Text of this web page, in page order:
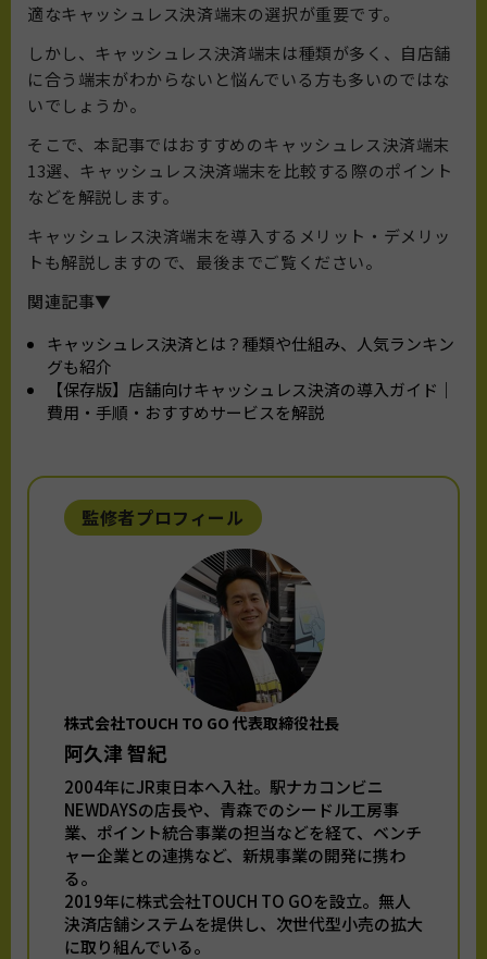
適なキャッシュレス決済端末の選択が重要です。
しかし、キャッシュレス決済端末は種類が多く、自店舗
に合う端末がわからないと悩んでいる方も多いのではな
いでしょうか。
そこで、本記事ではおすすめのキャッシュレス決済端末
13選、キャッシュレス決済端末を比較する際のポイント
などを解説します。
キャッシュレス決済端末を導入するメリット・デメリッ
トも解説しますので、最後までご覧ください。
関連記事▼
キャッシュレス決済とは？種類や仕組み、人気ランキン
グも紹介
【保存版】店舗向けキャッシュレス決済の導入ガイド｜
費用・手順・おすすめサービスを解説
監修者プロフィール
株式会社TOUCH TO GO 代表取締役社長
阿久津 智紀
2004年にJR東日本へ入社。駅ナカコンビニ
NEWDAYSの店長や、青森でのシードル工房事
業、ポイント統合事業の担当などを経て、ベンチ
ャー企業との連携など、新規事業の開発に携わ
る。
2019年に株式会社TOUCH TO GOを設立。無人
決済店舗システムを提供し、次世代型小売の拡大
に取り組んでいる。